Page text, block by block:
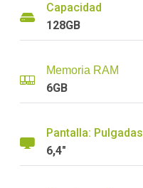
Capacidad
128GB
Memoria RAM
6GB
Pantalla: Pulgadas
6,4"